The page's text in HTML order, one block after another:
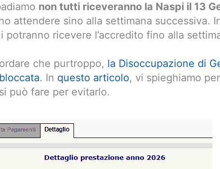
non tutti riceveranno la Naspi il 13
attendere sino alla settimana successiva.
potranno ricevere l’accredito fino alla
che purtroppo, la Disoccupazione di
. In questo articolo, vi spieghiamo
può fare per evitarlo.